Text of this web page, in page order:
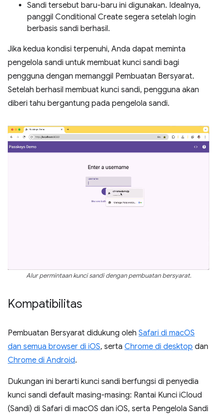
Sandi tersebut baru-baru ini digunakan. Idealnya,
panggil Conditional Create segera setelah login
berbasis sandi berhasil.
Jika kedua kondisi terpenuhi, Anda dapat meminta
pengelola sandi untuk membuat kunci sandi bagi
pengguna dengan memanggil Pembuatan Bersyarat.
Setelah berhasil membuat kunci sandi, pengguna akan
diberi tahu bergantung pada pengelola sandi.
Alur permintaan kunci sandi dengan pembuatan bersyarat.
Kompatibilitas
Pembuatan Bersyarat didukung oleh Safari di macOS
dan semua browser di iOS, serta Chrome di desktop dan
Chrome di Android.
Dukungan ini berarti kunci sandi berfungsi di penyedia
kunci sandi default masing-masing: Rantai Kunci iCloud
(Sandi) di Safari di macOS dan iOS, serta Pengelola Sandi